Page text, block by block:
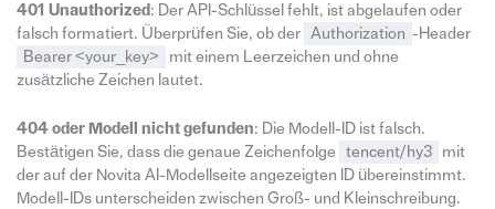
401 Unauthorized : Der API-Schlüssel fehlt, ist abgelaufen oder
falsch formatiert. Überprüfen Sie, ob der Authorization -Header
Bearer <your_key>
mit einem Leerzeichen und ohne
zusätzliche Zeichen lautet.
404 oder Modell nicht gefunden: Die Modell-ID ist falsch.
Bestätigen Sie, dass die genaue Zeichenfolge tencent/hy3
mit
der auf der Novita AI-Modellseite angezeigten ID übereinstimmt.
Modell-IDs unterscheiden zwischen Groß- und Kleinschreibung.